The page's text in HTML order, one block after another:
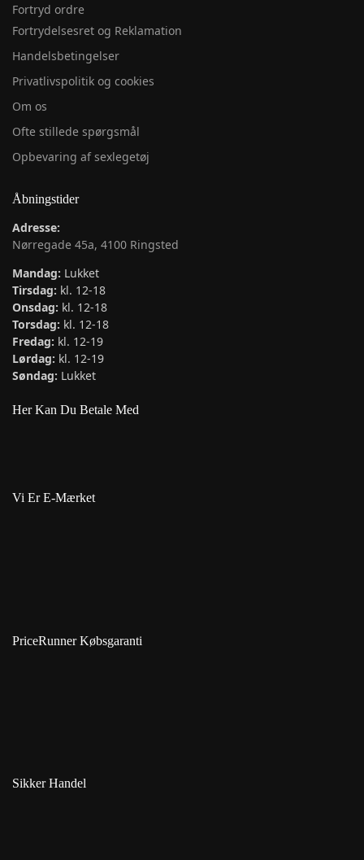
Fortryd ordre
Fortrydelsesret og Reklamation
Handelsbetingelser
Privatlivspolitik og cookies
Om os
Ofte stillede spørgsmål
Opbevaring af sexlegetøj
Åbningstider
Adresse:
Nørregade 45a, 4100 Ringsted
Mandag: Lukket
Tirsdag: kl. 12-18
Onsdag: kl. 12-18
Torsdag: kl. 12-18
Fredag: kl. 12-19
Lørdag: kl. 12-19
Søndag: Lukket
Her Kan Du Betale Med
Vi Er E-Mærket
PriceRunner Købsgaranti
Sikker Handel